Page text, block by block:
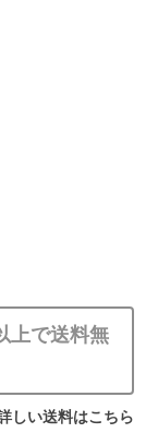
上で送料無
しい送料はこちら